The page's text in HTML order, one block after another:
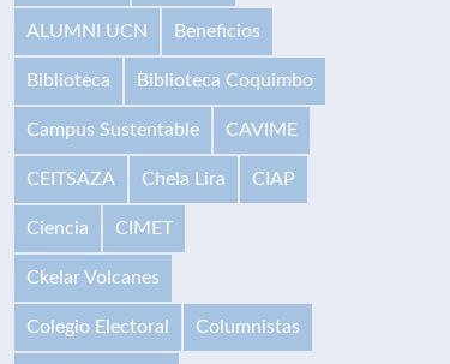
ALUMNI UCN Beneficios
Biblioteca Biblioteca Coquimbo
Campus Sustentable CAVIME
CEITSAZA Chela Lira CIAP
Ciencia CIMET
Ckelar Volcanes
Colegio Electoral Columnistas